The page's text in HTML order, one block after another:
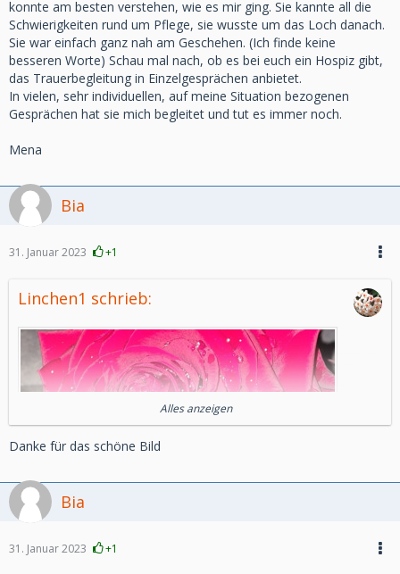
konnte am besten verstehen, wie es mir ging. Sie kannte all die
Schwierigkeiten rund um Pflege, sie wusste um das Loch danach.
Sie war einfach ganz nah am Geschehen. (Ich finde keine
besseren Worte) Schau mal nach, ob es bei euch ein Hospiz gibt,
das Trauerbegleitung in Einzelgesprächen anbietet.
In vielen, sehr individuellen, auf meine Situation bezogenen
Gesprächen hat sie mich begleitet und tut es immer noch.
Mena
Bia
31. Januar 2023 +1
Linchen1 schrieb:
Liebe Bia, für Deine Mama und für Dich.
Es ist ganz normal glaub es uns es wird besser anders.
Alles anzeigen
Danke für das schöne Bild
Bia
31. Januar 2023 +1